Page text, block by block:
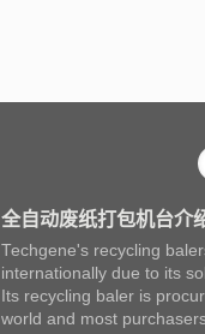
全自动废纸打包机台介
Techgene's recycling
internationally due to its
Its recycling baler is
world and most